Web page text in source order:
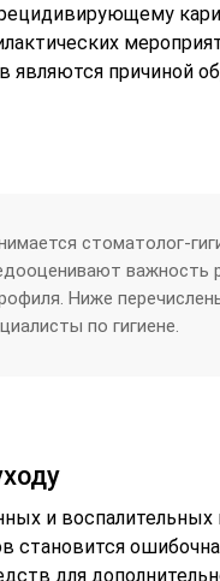
являются причиной
стоматолог-
важность
Ниже
по гигиене.
и
становится
для